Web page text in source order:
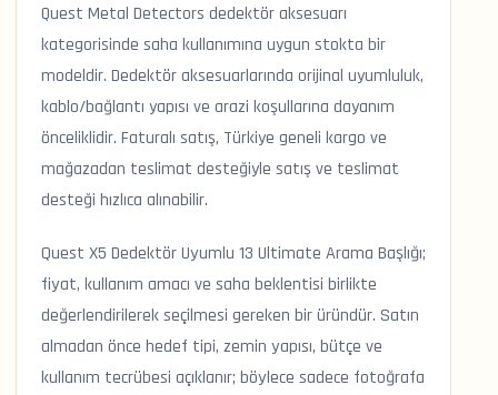
Quest Metal Detectors dedektör aksesuarı
kategorisinde saha kullanımına uygun stokta bir
modeldir. Dedektör aksesuarlarında orijinal uyumluluk,
kablo/bağlantı yapısı ve arazi koşullarına dayanım
önceliklidir. Faturalı satış, Türkiye geneli kargo ve
mağazadan teslimat desteğiyle satış ve teslimat
desteği hızlıca alınabilir.
Quest X5 Dedektör Uyumlu 13 Ultimate Arama Başlığı;
fiyat, kullanım amacı ve saha beklentisi birlikte
değerlendirilerek seçilmesi gereken bir üründür. Satın
almadan önce hedef tipi, zemin yapısı, bütçe ve
kullanım tecrübesi açıklanır; böylece sadece fotoğrafa